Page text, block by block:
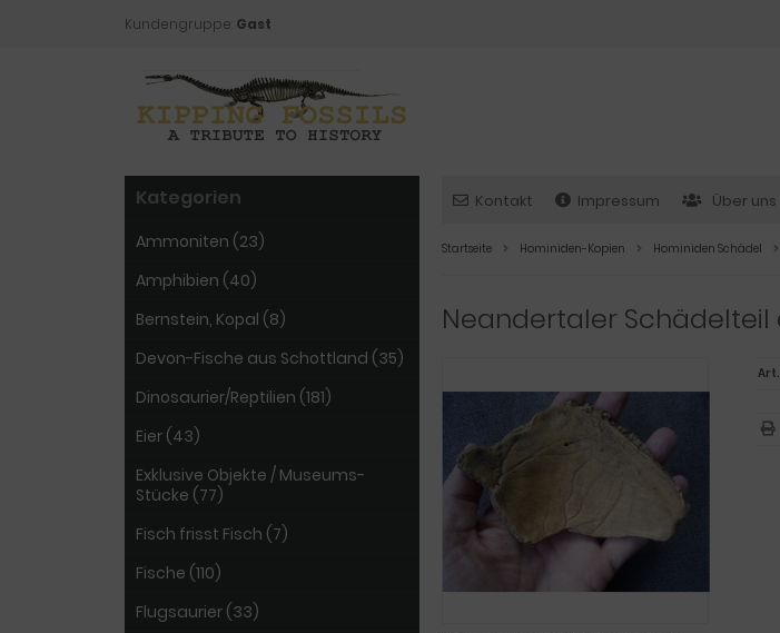
Kundengruppe: Gast
Kontakt Impressum Über uns
Startseite Hominiden-Kopien Hominiden Schädel
Neandertaler
Kategorien
Ammoniten (23)
Amphibien (40)
Bernstein, Kopal (8)
Devon-Fische aus Schottland (35)
Dinosaurier/Reptilien (181)
Eier (43)
Exklusive Objekte / Museums-
Stücke (77)
Fisch frisst Fisch (7)
Fische (110)
Flugsaurier (33)